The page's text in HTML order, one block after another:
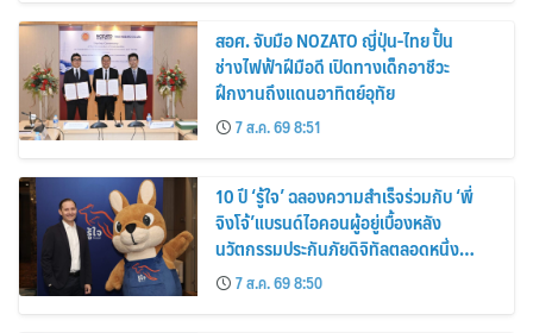
สอศ. จับมือ NOZATO ญี่ปุ่น-ไทย ปั้น
ช่างไฟฟ้าฝีมือดี เปิดทางเด็กอาชีวะ
ฝึกงานถึงแดนอาทิตย์อุทัย
7 ส.ค. 69 8:51
10 ปี ‘รู้ใจ’ ฉลองความสำเร็จร่วมกับ ‘พี่
จิงโจ้’แบรนด์ไอคอนผู้อยู่เบื้องหลัง
นวัตกรรมประกันภัยดิจิทัลตลอดหนึ่ง
ทศวรรษ
7 ส.ค. 69 8:50